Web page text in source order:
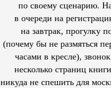
по своему сценарию.
в очереди на
на завтрак, прогулку
(почему бы не размяться
часами в кресле),
несколько страниц
никуда не спешить для